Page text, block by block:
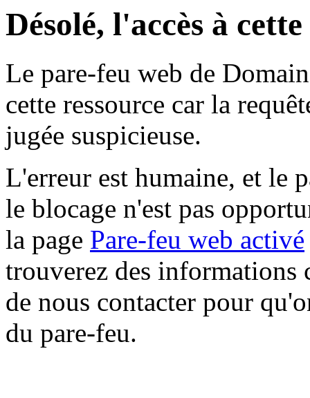
Désolé, l'accès à
Le pare-feu web de
cette ressource car la
jugée suspicieuse.
L'erreur est humaine, et le
le blocage n'est pas
la page Pare-feu web activé
trouverez des informations
de nous contacter pour
du pare-feu.